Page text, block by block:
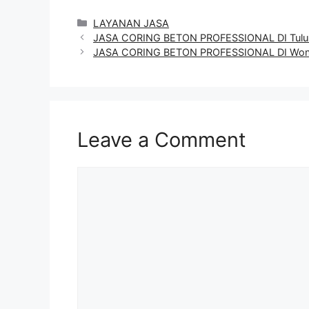
Categories
LAYANAN JASA
JASA CORING BETON PROFESSIONAL DI
JASA CORING BETON PROFESSIONAL DI
Leave a Comment